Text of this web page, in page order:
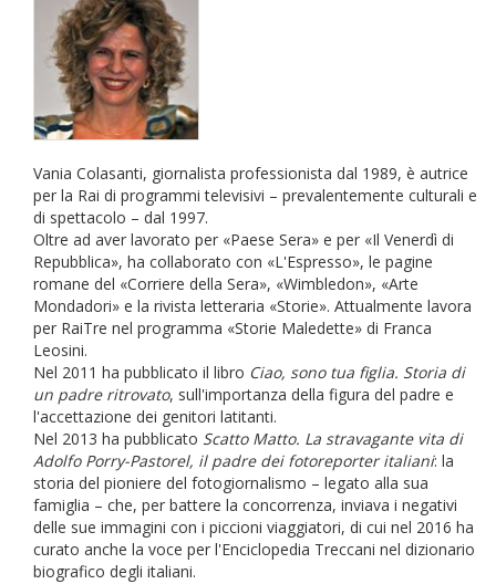
Vania Colasanti, giornalista professionista dal 1989, è autrice
per la Rai di programmi televisivi – prevalentemente culturali e
di spettacolo – dal 1997.
Oltre ad aver lavorato per «Paese Sera» e per «Il Venerdì di
Repubblica», ha collaborato con «L'Espresso», le pagine
romane del «Corriere della Sera», «Wimbledon», «Arte
Mondadori» e la rivista letteraria «Storie». Attualmente lavora
per RaiTre nel programma «Storie Maledette» di Franca
Leosini.
Nel 2011 ha pubblicato il libro Ciao, sono tua figlia. Storia di
un padre ritrovato, sull'importanza della figura del padre e
l'accettazione dei genitori latitanti.
Nel 2013 ha pubblicato Scatto Matto. La stravagante vita di
Adolfo Porry-Pastorel, il padre dei fotoreporter italiani: la
storia del pioniere del fotogiornalismo – legato alla sua
famiglia – che, per battere la concorrenza, inviava i negativi
delle sue immagini con i piccioni viaggiatori, di cui nel 2016 ha
curato anche la voce per l'Enciclopedia Treccani nel dizionario
biografico degli italiani.